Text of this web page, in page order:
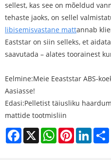
sellest, kas see on mõeldud
tehaste jaoks, on sellel
libisemisvastane mattannab
Eaststar on siin selleks, et
saavutada – alates toorainest
Eelmine:Meie Eeaststar ABS-
Aasiasse!
Edasi:Pelletist täiusliku
mattide tootmisliin
Facebook
X WhatsAppPinterest